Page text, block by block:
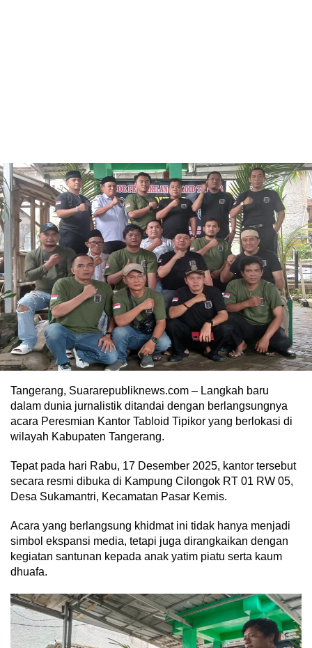
Tangerang, Suararepubliknews.com – Langkah baru
dalam dunia jurnalistik ditandai dengan berlangsungnya
acara Peresmian Kantor Tabloid Tipikor yang berlokasi di
wilayah Kabupaten Tangerang.
Tepat pada hari Rabu, 17 Desember 2025, kantor tersebut
secara resmi dibuka di Kampung Cilongok RT 01 RW 05,
Desa Sukamantri, Kecamatan Pasar Kemis.
Acara yang berlangsung khidmat ini tidak hanya menjadi
simbol ekspansi media, tetapi juga dirangkaikan dengan
kegiatan santunan kepada anak yatim piatu serta kaum
dhuafa.